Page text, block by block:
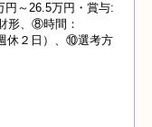
～26.5万円・賞与:
形、⑧時間：
休２日）、⑩選考方